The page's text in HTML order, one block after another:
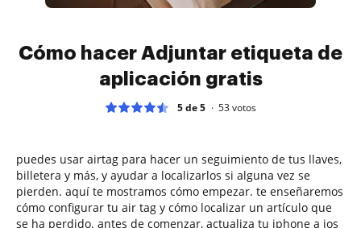
Cómo hacer Adjuntar etiqueta de
aplicación gratis
5 de 5 53votos
puedes usar airtag para hacer un seguimiento de tus llaves,
billetera y más, y ayudar a localizarlos si alguna vez se
pierden. aquí te mostramos cómo empezar. te enseñaremos
cómo configurar tu air tag y cómo localizar un artículo que
se ha perdido. antes de comenzar, actualiza tu iphone a ios